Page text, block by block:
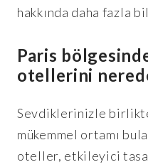
hakkında daha fazla
Paris
otellerini
Sevdiklerinizle
mükemmel ortamı
oteller, etkileyici